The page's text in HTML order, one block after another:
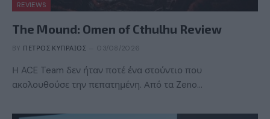
REVIEWS
The Mound: Omen of Cthulhu Review
BY ΠΈΤΡΟΣ ΚΥΠΡΑΊΟΣ 03/08/2026
Η ACE Team δεν ήταν ποτέ ένα στούντιο που
ακολουθούσε την πεπατημένη. Από τα Zeno…